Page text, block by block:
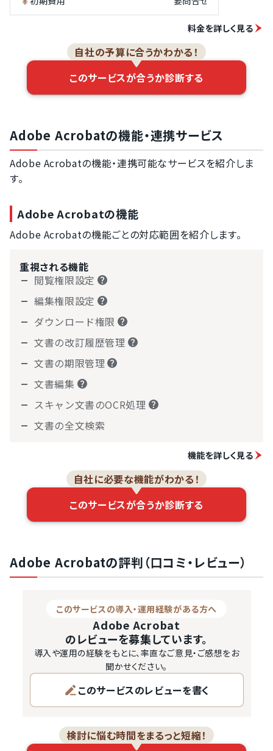
料金を詳しく見る
自社の予算に合うかわかる！
このサービスが合うか診断する
Adobe Acrobatの機能・連携サービス
Adobe Acrobatの機能・連携可能なサービスを紹介しま
す。
Adobe Acrobatの機能
Adobe Acrobatの機能ごとの対応範囲を紹介します。
重視される機能
閲覧権限設定
編集権限設定
ダウンロード権限
文書の改訂履歴管理
文書の期限管理
文書編集
スキャン文書のOCR処理
文書の全文検索
機能を詳しく見る
自社に必要な機能がわかる！
このサービスが合うか診断する
Adobe Acrobatの評判（口コミ・レビュー）
このサービスの導入・運用経験がある方へ
Adobe Acrobat
のレビューを募集しています。
導入や運用の経験をもとに、率直なご意見・ご感想をお
聞かせください。
このサービスのレビューを書く
検討に悩む時間をまるっと短縮！